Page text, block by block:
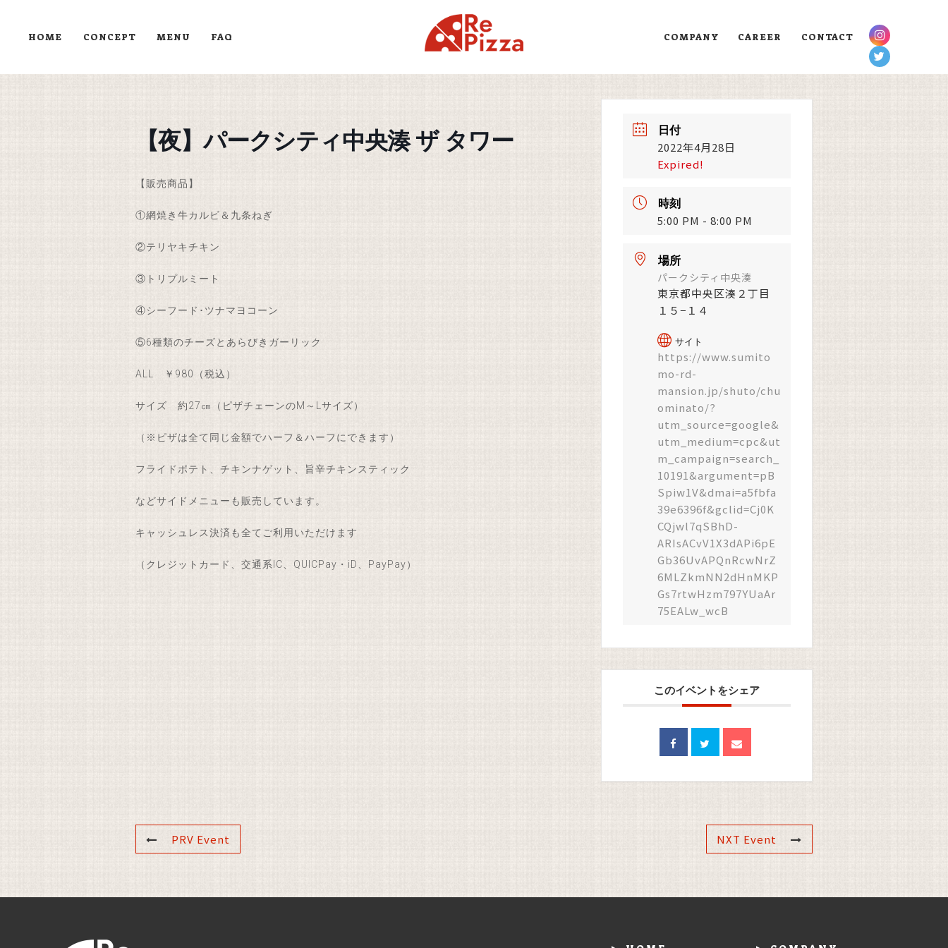
HOME CONCEPT MENU FAQ COMPANY CAREER CONTACT
【夜】パークシティ中央湊 ザ タワー
【販売商品】
①網焼き牛カルビ＆九条ねぎ
②テリヤキチキン
③トリプルミート
④シーフード･ツナマヨコーン
⑤6種類のチーズとあらびきガーリック
ALL ￥980（税込）
サイズ 約27㎝（ピザチェーンのM～Lサイズ）
（※ピザは全て同じ金額でハーフ＆ハーフにできます）
フライドポテト、チキンナゲット、旨辛チキンスティック
などサイドメニューも販売しています。
キャッシュレス決済も全てご利用いただけます
（クレジットカード、交通系IC、QUICPay・iD、PayPay）
日付
2022年4月28日
Expired!
時刻
5:00 PM - 8:00 PM
場所
パークシティ中央湊
東京都中央区湊２丁目
１５−１４
サイト
https://www.sumito
mo-rd-
mansion.jp/shuto/chu
ominato/?
utm_source=google&
utm_medium=cpc&ut
m_campaign=search_
10191&argument=pB
Spiw1V&dmai=a5fbfa
39e6396f&gclid=Cj0K
CQjwl7qSBhD-
ARIsACvV1X3dAPi6pE
Gb36UvAPQnRcwNrZ
6MLZkmNN2dHnMKP
Gs7rtwHzm797YUaAr
75EALw_wcB
このイベントをシェア
PRV Event NXT Event